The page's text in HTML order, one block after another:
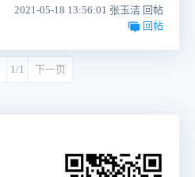
2021-05-18 13:56:01 张玉洁 回帖
回帖
1/1 下一页